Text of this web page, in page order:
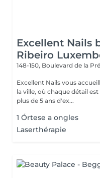
Excellent Nails
Ribeiro
148-150, Boulevard de la
Excellent Nails vous
la ville, où chaque détail est
plus de 5 ans d'ex...
1 Órtese a ongles
Laserthérapie